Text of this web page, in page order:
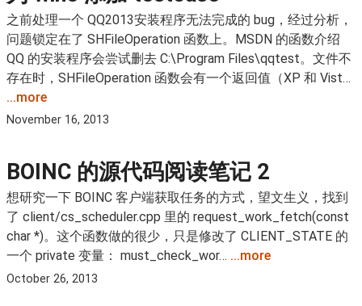
之前处理一个 QQ2013安装程序无法完成的 bug，经过分析，
问题锁定在了 SHFileOperation 函数上。MSDN 的函数介绍
QQ 的安装程序会尝试删去 C:\Program Files\qqtest。文件不
存在时，SHFileOperation 函数会有一个返回值（XP 和 Vist…
...more
November 16, 2013
BOINC 的源代码阅读笔记 2
想研究一下 BOINC 客户端获取任务的方式，望文生义，找到
了 client/cs_scheduler.cpp 里的 request_work_fetch(const
char *)。这个函数做的很少，只是修改了 CLIENT_STATE 的
一个 private 变量： must_check_wor… ...more
October 26, 2013